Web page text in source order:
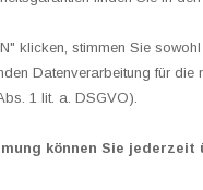
klicken, stimmen Sie
Datenverarbeitung für
1 lit. a. DSGVO).
können Sie